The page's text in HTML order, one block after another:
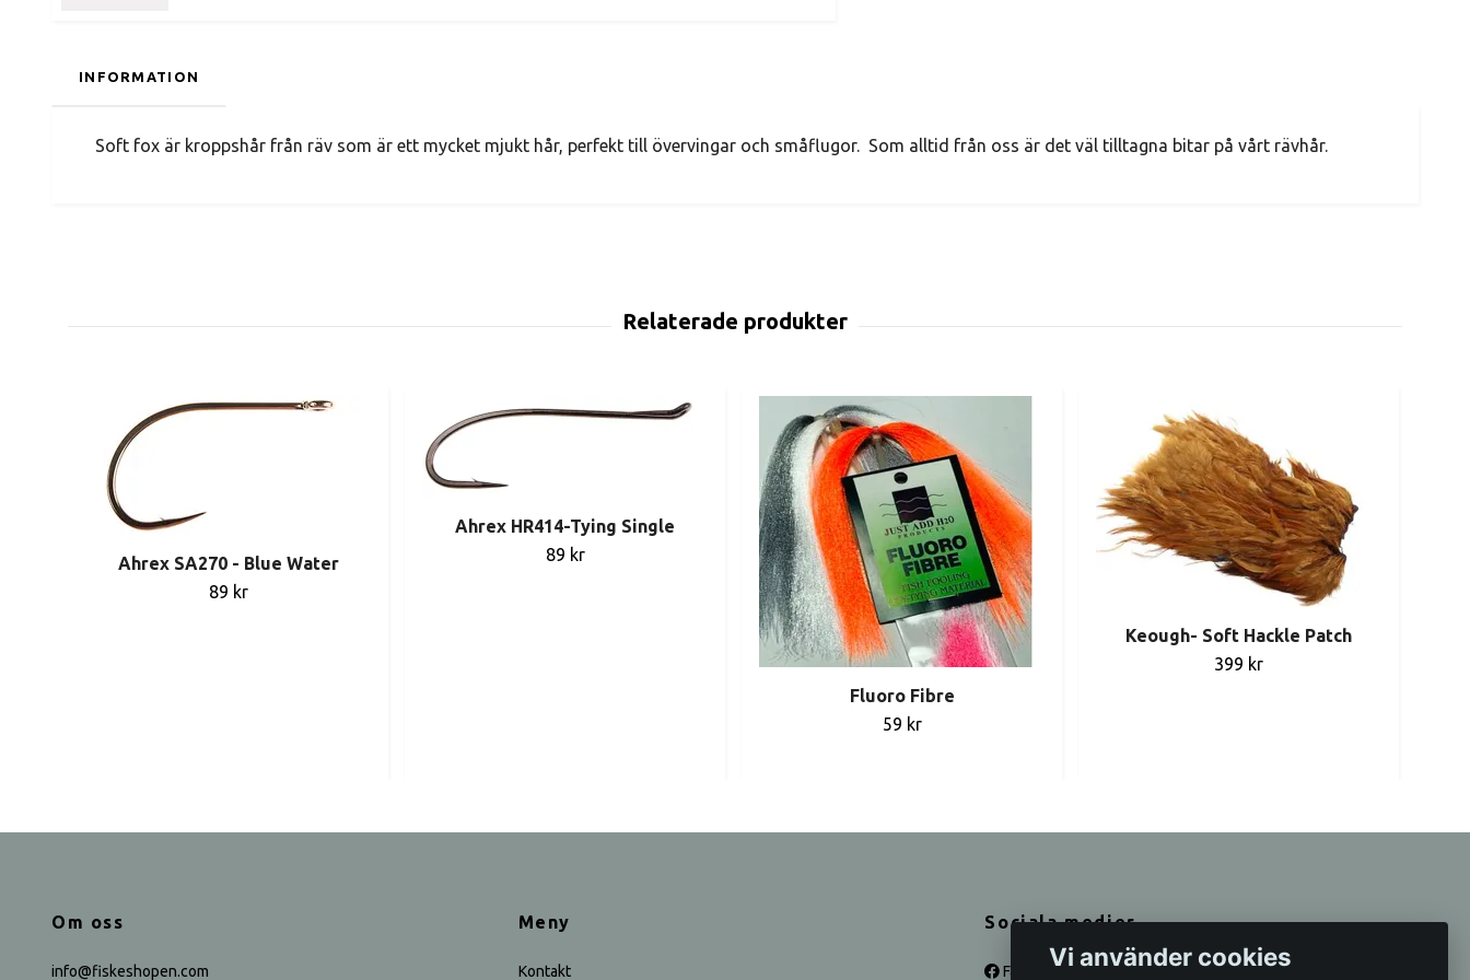
INFORMATION
Soft fox är kroppshår från räv som är ett mycket mjukt hår, perfekt till övervingar och småflugor. Som alltid från oss är det väl tilltagna bitar på vårt rävhår.
Ahrex SA270 - Blue Water
89 kr
Ahrex HR414-Tying Single
89 kr
Fluoro Fibre
59 kr
Keough- Soft Hackle Patch
399 kr
Om oss
info@fiskeshopen.com
Meny
Kontakt
Sociala medier
Facebook
Vi använder cookies